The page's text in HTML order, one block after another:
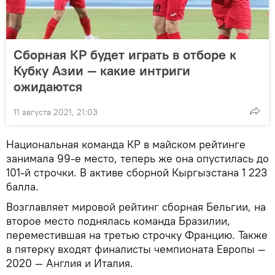
Сборная КР будет играть в отборе к
Кубку Азии — какие интриги
ожидаются
11 августа 2021, 21:03
Национальная команда КР в майском рейтинге
занимала 99-е место, теперь же она опустилась до
101-й строчки. В активе сборной Кыргызстана 1 223
балла.
Возглавляет мировой рейтинг сборная Бельгии, на
второе место поднялась команда Бразилии,
переместившая на третью строчку Францию. Также
в пятерку входят финалисты чемпионата Европы —
2020 — Англия и Италия.